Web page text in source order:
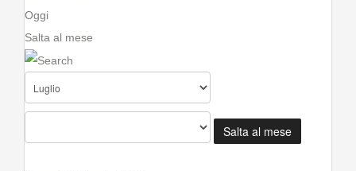
Oggi
Salta al mese
Salta al mese